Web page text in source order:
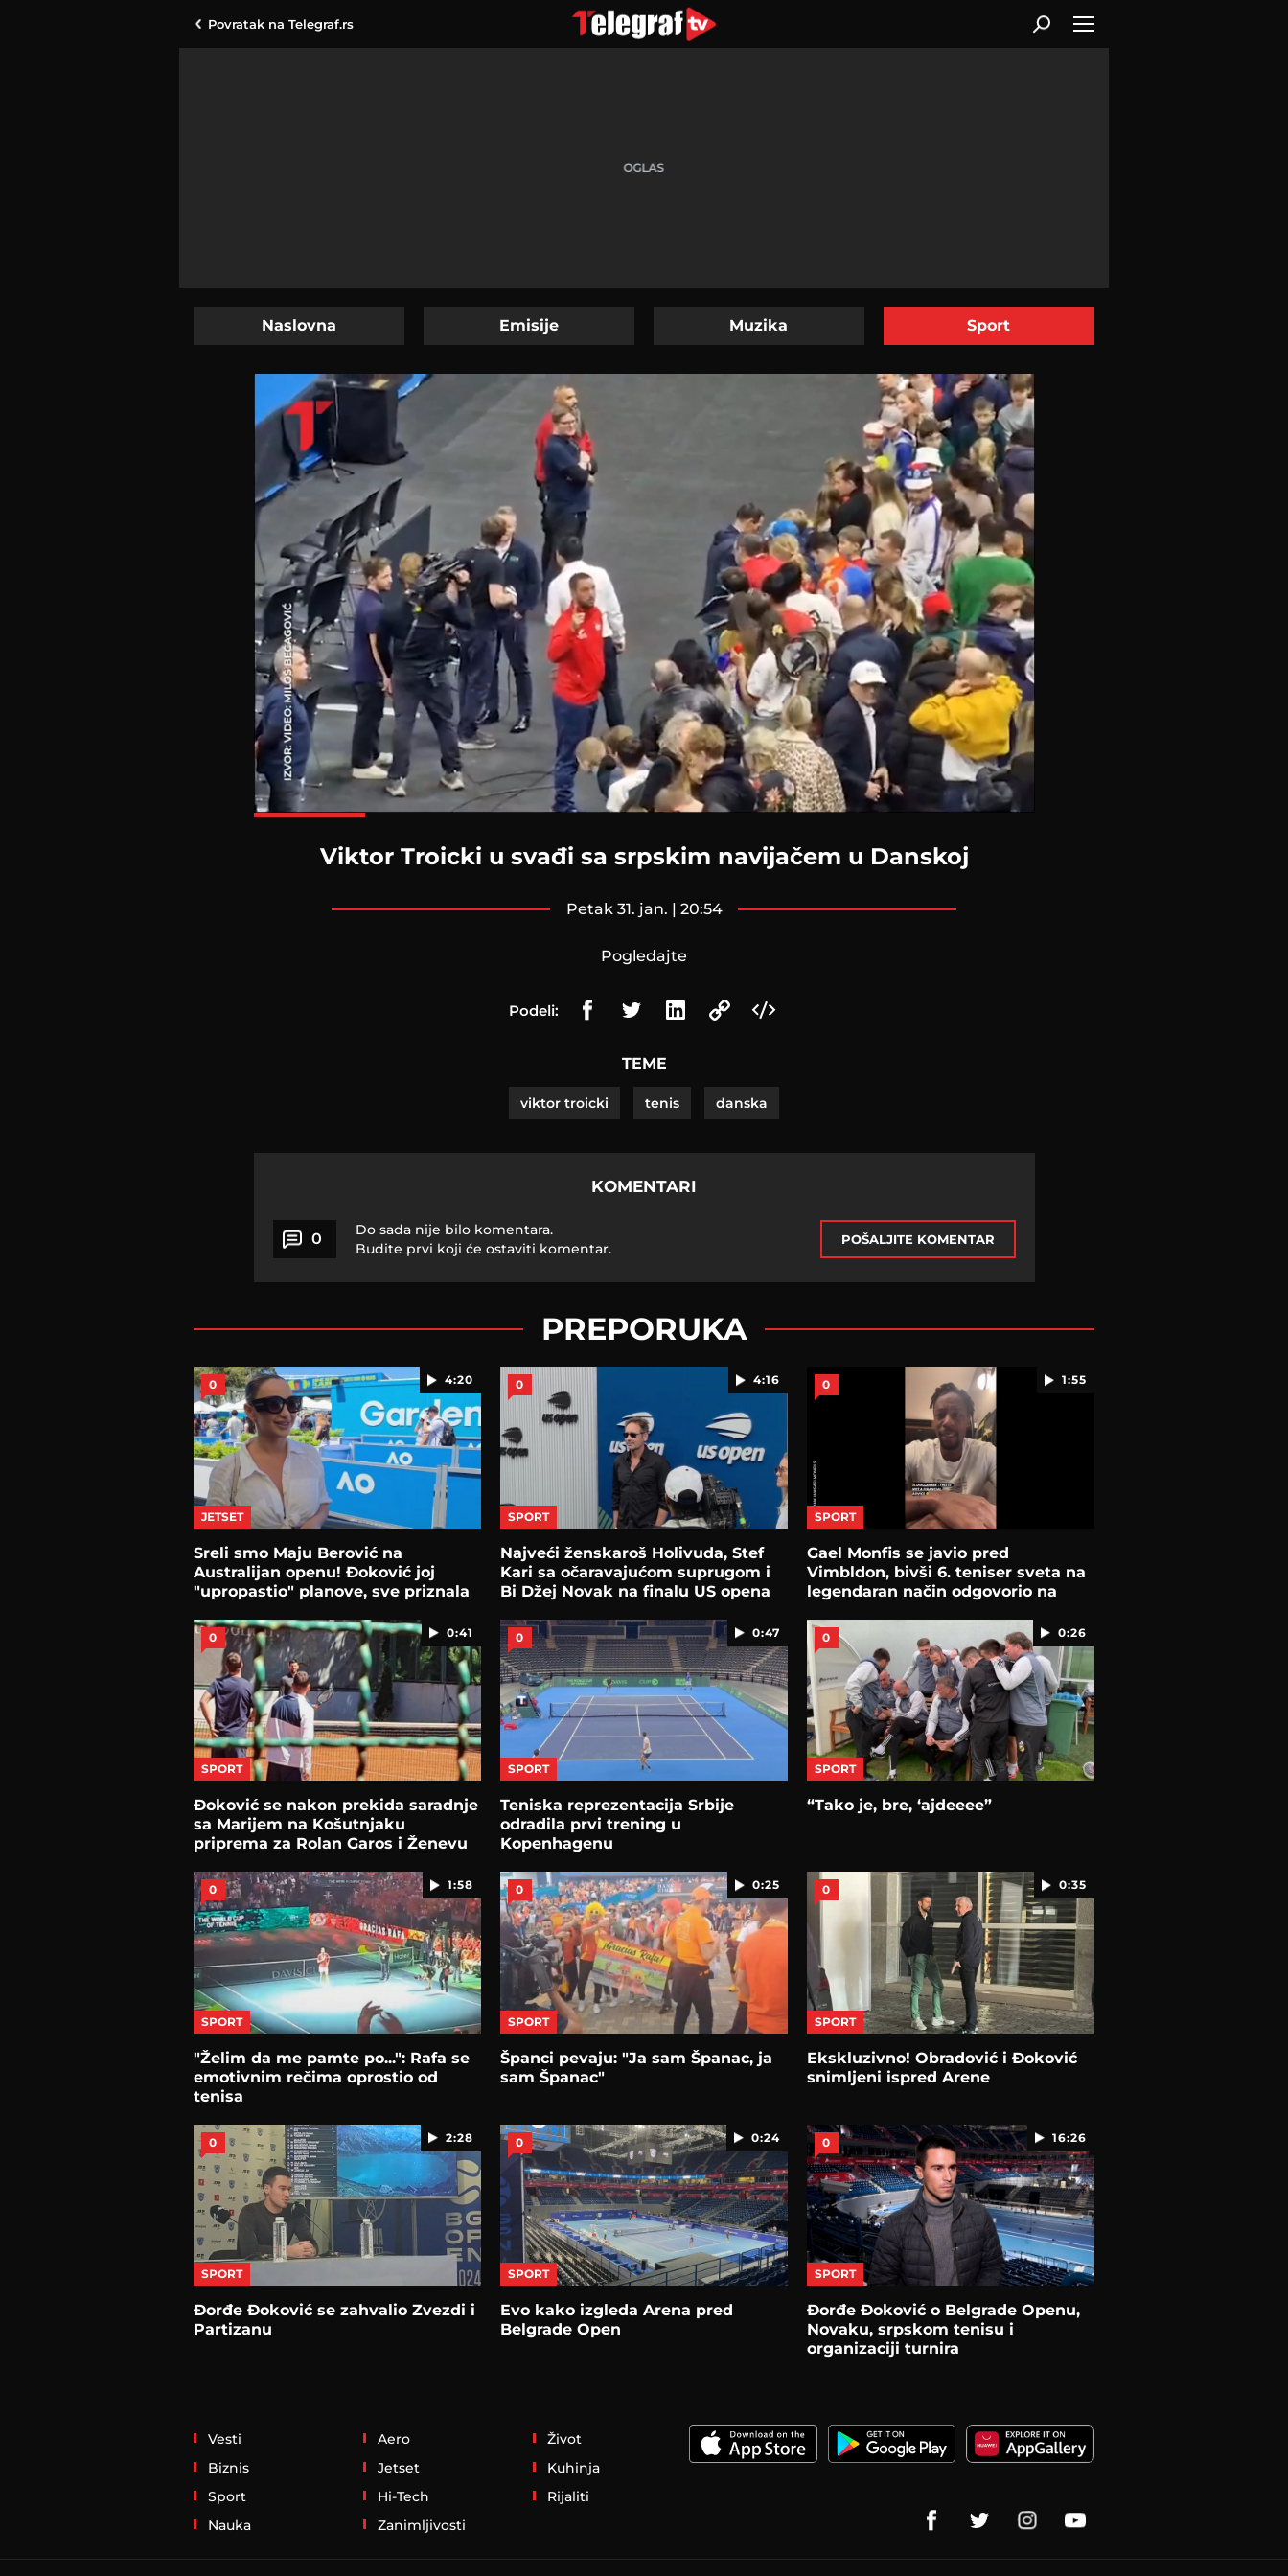
Povratak na Telegraf.rs
Naslovna Emisije Muzika Sport
Viktor Troicki u svađi sa srpskim navijačem u Danskoj
petak 31. jan. | 20:54
Pogledajte
Podeli:
TEME
viktor troicki tenis danska
KOMENTARI
0
Do sada nije bilo komentara.
Budite prvi koji će ostaviti komentar.
POŠALJITE KOMENTAR
PREPORUKA
4:20
0
JETSET
Sreli smo Maju Berović na
Australijan openu! Đoković joj
"upropastio" planove, sve priznala
4:16
0
SPORT
Najveći ženskaroš Holivuda, Stef
Kari sa očaravajućom suprugom i
Bi Džej Novak na finalu US opena
1:55
0
SPORT
Gael Monfis se javio pred
Vimbldon, bivši 6. teniser sveta na
legendaran način odgovorio na
0:41
0
SPORT
Đoković se nakon prekida saradnje
sa Marijem na Košutnjaku
priprema za Rolan Garos i Ženevu
0:47
0
SPORT
Teniska reprezentacija Srbije
odradila prvi trening u
Kopenhagenu
0:26
0
SPORT
“Tako je, bre, ‘ajdeeee”
1:58
0
SPORT
"Želim da me pamte po...": Rafa se
emotivnim rečima oprostio od
tenisa
0:25
0
SPORT
Španci pevaju: "Ja sam Španac, ja
sam Španac"
0:35
0
SPORT
Ekskluzivno! Obradović i Đoković
snimljeni ispred Arene
2:28
0
SPORT
Đorđe Đoković se zahvalio Zvezdi i
Partizanu
0:24
0
SPORT
Evo kako izgleda Arena pred
Belgrade Open
16:26
0
SPORT
Đorđe Đoković o Belgrade Openu,
Novaku, srpskom tenisu i
organizaciji turnira
Vesti
Biznis
Sport
Nauka
Aero
Jetset
Hi-Tech
Zanimljivosti
Život
Kuhinja
Rijaliti